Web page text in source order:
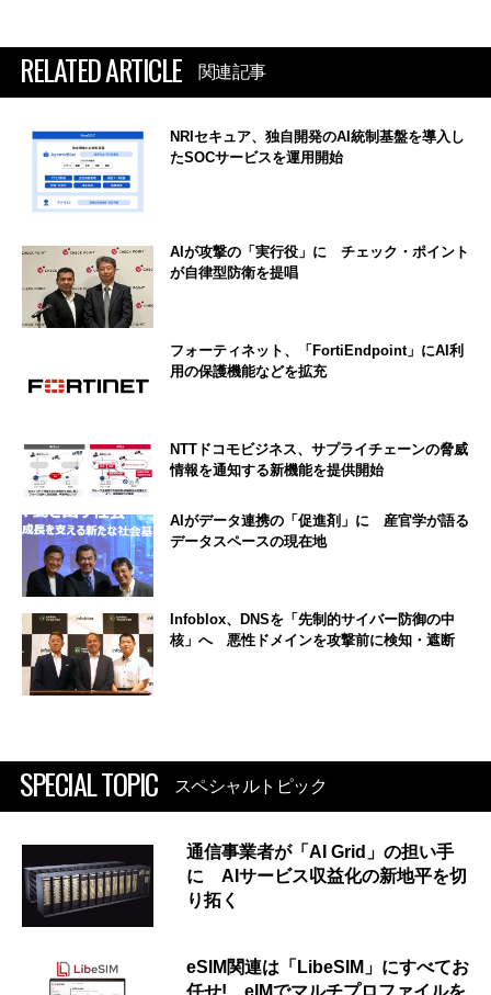
RELATED ARTICLE 関連記事
NRIセキュア、独自開発のAI統制基盤を導入し
たSOCサービスを運用開始
AIが攻撃の「実行役」に チェック・ポイント
が自律型防衛を提唱
フォーティネット、「FortiEndpoint」にAI利
用の保護機能などを拡充
NTTドコモビジネス、サプライチェーンの脅威
情報を通知する新機能を提供開始
AIがデータ連携の「促進剤」に 産官学が語る
データスペースの現在地
Infoblox、DNSを「先制的サイバー防御の中
核」へ 悪性ドメインを攻撃前に検知・遮断
SPECIAL TOPIC スペシャルトピック
通信事業者が「AI Grid」の担い手
に AIサービス収益化の新地平を切
り拓く
eSIM関連は「LibeSIM」にすべてお
任せ! eIMでマルチプロファイルを